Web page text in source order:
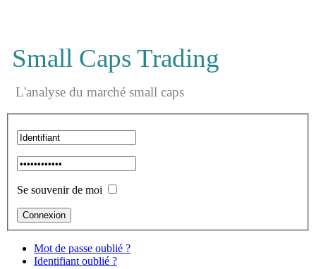
Small Caps Trading
L'analyse du marché small caps
Se souvenir de moi
Mot de passe oublié ?
Identifiant oublié ?